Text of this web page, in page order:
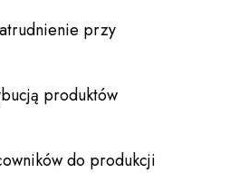
przy
produktów
do produkcji